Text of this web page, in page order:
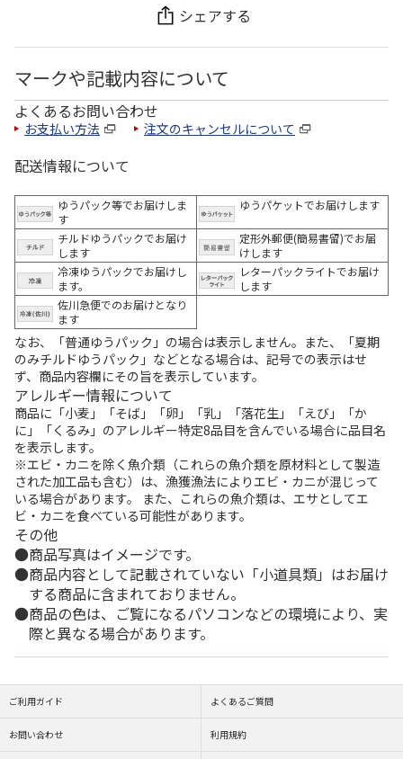
シェアする
マークや記載内容について
よくあるお問い合わせ
お支払い方法 注文のキャンセルについて
配送情報について
ゆうパック等でお届けしま
す
ゆうパケットでお届けします
チルドゆうパックでお届け
します
定形外郵便(簡易書留)でお届
けします
冷凍ゆうパックでお届けし
ます。
レターパックライトでお届け
します
佐川急便でのお届けとなり
ます
なお、「普通ゆうパック」の場合は表示しません。また、「夏期
のみチルドゆうパック」などとなる場合は、記号での表示はせ
ず、商品内容欄にその旨を表示しています。
アレルギー情報について
商品に「小麦」「そば」「卵」「乳」「落花生」「えび」「か
に」「くるみ」のアレルギー特定8品目を含んでいる場合に品目名
を表示します。
※エビ・カニを除く魚介類（これらの魚介類を原材料として製造
された加工品も含む）は、漁獲漁法によりエビ・カニが混じって
いる場合があります。 また、これらの魚介類は、エサとしてエ
ビ・カニを食べている可能性があります。
その他
商品写真はイメージです。
商品内容として記載されていない「小道具類」はお届け
する商品に含まれておりません。
商品の色は、ご覧になるパソコンなどの環境により、実
際と異なる場合があります。
ご利用ガイド よくあるご質問
お問い合わせ 利用規約